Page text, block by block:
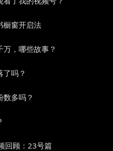
橱窗开启法
，哪些故事？
吗？
多吗？
回顾：23号篇